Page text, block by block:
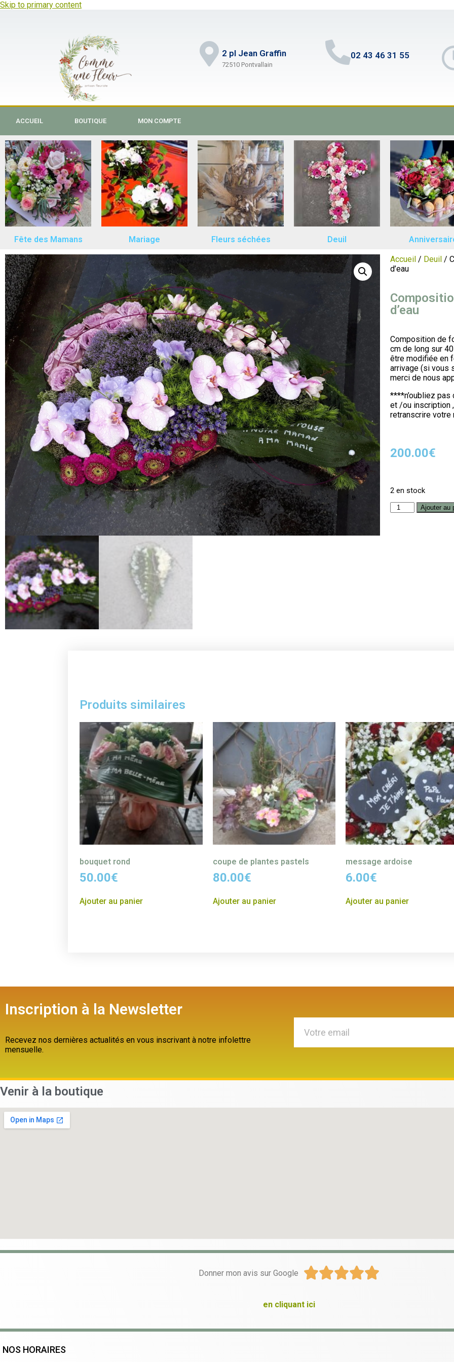
Skip to primary content
2 pl Jean Graffin
72510 Pontvallain
02 43 46 31 55
ACCUEIL BOUTIQUE MON COMPTE
Fête des Mamans Mariage Fleurs séchées Deuil
Accueil/ Deuil/
d’eau
d’eau
Composition de
cm de long sur
être modifiée en
arrivage (si vous
merci de nous
****n’oubliez pas
et /ou inscription
retranscrire
200.00€
2 en stock
Ajouter au
Produits similaires
bouquet rond
50.00€
Ajouter au panier
coupe de plantes pastels
80.00€
Ajouter au panier
message ardoise
6.00€
Ajouter au panier
Inscription à la Newsletter
Recevez nos dernières actualités en vous inscrivant à notre infolettre
mensuelle.
Venir à la boutique
Donner mon avis sur Google 
en cliquant ici
NOS HORAIRES